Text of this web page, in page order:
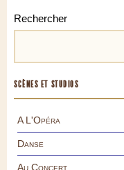
Rechercher
SCÈNES ET STUDIOS
A L'Opéra
Danse
Au Concert